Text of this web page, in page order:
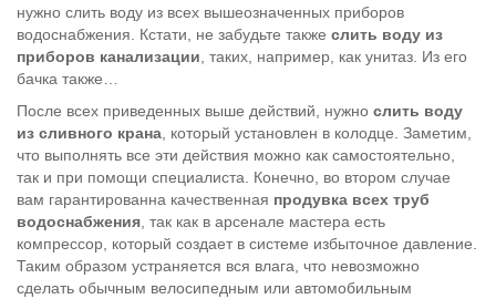
нужно слить воду из всех вышеозначенных приборов
водоснабжения. Кстати, не забудьте также слить воду из
приборов канализации , таких, например, как унитаз. Из его
бачка также…
После всех приведенных выше действий, нужно слить воду
из сливного крана , который установлен в колодце. Заметим,
что выполнять все эти действия можно как самостоятельно,
так и при помощи специалиста. Конечно, во втором случае
вам гарантированна качественная продувка всех труб
водоснабжения , так как в арсенале мастера есть
компрессор, который создает в системе избыточное давление.
Таким образом устраняется вся влага, что невозможно
сделать обычным велосипедным или автомобильным